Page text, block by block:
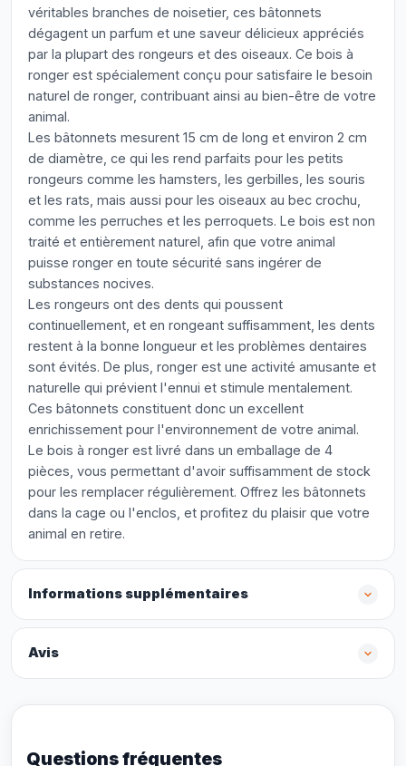
véritables branches de noisetier, ces bâtonnets
dégagent un parfum et une saveur délicieux appréciés
par la plupart des rongeurs et des oiseaux. Ce bois à
ronger est spécialement conçu pour satisfaire le besoin
naturel de ronger, contribuant ainsi au bien-être de votre
animal.
Les bâtonnets mesurent 15 cm de long et environ 2 cm
de diamètre, ce qui les rend parfaits pour les petits
rongeurs comme les hamsters, les gerbilles, les souris
et les rats, mais aussi pour les oiseaux au bec crochu,
comme les perruches et les perroquets. Le bois est non
traité et entièrement naturel, afin que votre animal
puisse ronger en toute sécurité sans ingérer de
substances nocives.
Les rongeurs ont des dents qui poussent
continuellement, et en rongeant suffisamment, les dents
restent à la bonne longueur et les problèmes dentaires
sont évités. De plus, ronger est une activité amusante et
naturelle qui prévient l'ennui et stimule mentalement.
Ces bâtonnets constituent donc un excellent
enrichissement pour l'environnement de votre animal.
Le bois à ronger est livré dans un emballage de 4
pièces, vous permettant d'avoir suffisamment de stock
pour les remplacer régulièrement. Offrez les bâtonnets
dans la cage ou l'enclos, et profitez du plaisir que votre
animal en retire.
Informations supplémentaires
Avis
Questions fréquentes